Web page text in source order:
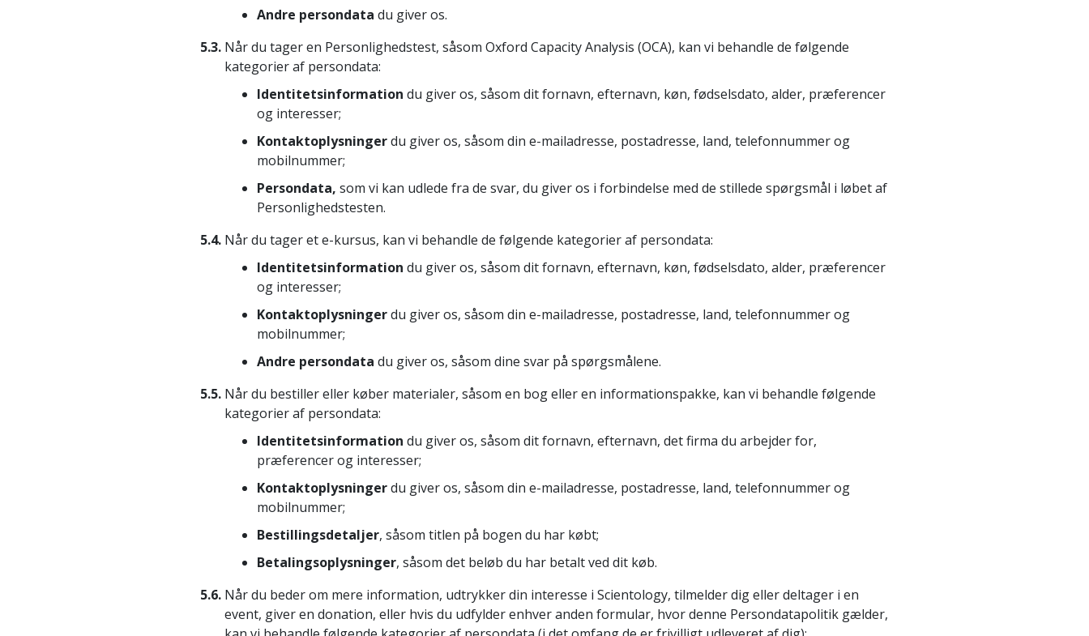
Andre persondata du giver os.
5.3. Når du tager en Personlighedstest, såsom Oxford Capacity Analysis (OCA), kan vi behandle de følgende
kategorier af persondata:
Identitetsinformation du giver os, såsom dit fornavn, efternavn, køn, fødselsdato, alder, præferencer
og interesser;
Kontaktoplysningerdu giver os, såsom din e-mailadresse, postadresse, land, telefonnummer og
mobilnummer;
Persondata, som vi kan udlede fra de svar, du giver os i forbindelse med de stillede spørgsmål i løbet af
Personlighedstesten.
5.4. Når du tager et e-kursus, kan vi behandle de følgende kategorier af persondata:
Identitetsinformation du giver os, såsom dit fornavn, efternavn, køn, fødselsdato, alder, præferencer
og interesser;
Kontaktoplysningerdu giver os, såsom din e-mailadresse, postadresse, land, telefonnummer og
mobilnummer;
Andre persondata du giver os, såsom dine svar på spørgsmålene.
5.5. Når du bestiller eller køber materialer, såsom en bog eller en informationspakke, kan vi behandle følgende
kategorier af persondata:
Identitetsinformation du giver os, såsom dit fornavn, efternavn, det firma du arbejder for,
præferencer og interesser;
Kontaktoplysningerdu giver os, såsom din e-mailadresse, postadresse, land, telefonnummer og
mobilnummer;
Bestillingsdetaljer, såsom titlen på bogen du har købt;
Betalingsoplysninger, såsom det beløb du har betalt ved dit køb.
5.6. Når du beder om mere information, udtrykker din interesse i Scientology, tilmelder dig eller deltager i en
event, giver en donation, eller hvis du udfylder enhver anden formular, hvor denne Persondatapolitik gælder,